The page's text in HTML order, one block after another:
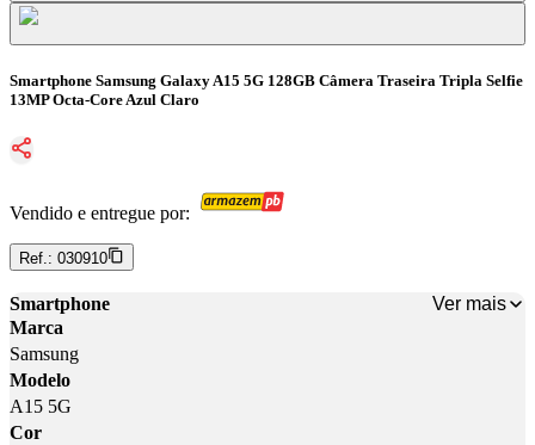
Smartphone Samsung Galaxy A15 5G 128GB Câmera Traseira Tripla Selfie
13MP Octa-Core Azul Claro
Vendido e entregue por:
Ref.: 030910
Smartphone
Ver mais
Marca
Samsung
Modelo
A15 5G
Cor